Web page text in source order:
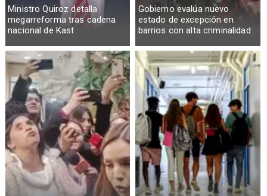
Ministro Quiroz detalla
megarreforma tras cadena
nacional de Kast
Gobierno evalúa nuevo
estado de excepción en
barrios con alta criminalidad